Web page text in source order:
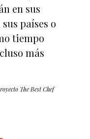
en sus
países o
tiempo
más
The Best Chef